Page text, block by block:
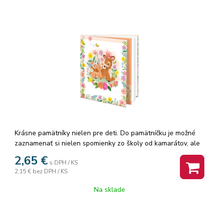
Krásne pamätníky nielen pre deti. Do pamätníčku je možné
zaznamenať si nielen spomienky zo školy od kamarátov, ale
aj z výletov. Ak radi kreslíte, môžete si s pamätníkom sadnúť
za stôl, do prírody alebo do vlaku a dať priestor svojej
fantázii. Menšie deti, nie školou povinné, si môžu vytvárať
obsahuje 48 listov a textilnú záložku. Vnútorné listy
2,65 € s DPH / KS
2,15 € bez DPH / KS
Na sklade